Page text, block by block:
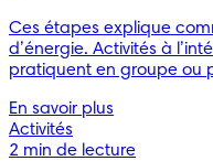
Ces étapes explique
d’énergie. Activités à
pratiquent en groupe ou
En savoir plus
Activités
2 min de lecture